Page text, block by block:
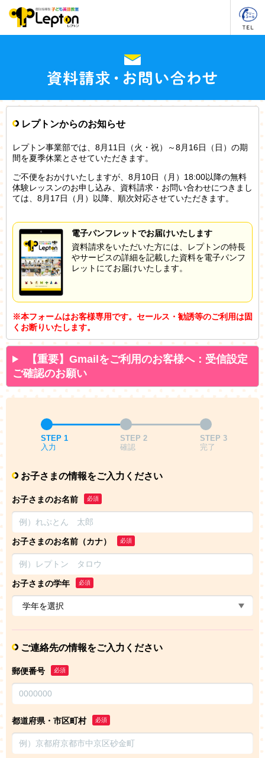
レプトンからのお知らせ
レプトン事業部では、8月11日（火・祝）～8月16日（日）の期
間を夏季休業とさせていただきます。
ご不便をおかけいたしますが、8月10日（月）18:00以降の無料
体験レッスンのお申し込み、資料請求・お問い合わせにつきまし
ては、8月17日（月）以降、順次対応させていただきます。
電子パンフレットでお届けいたします
資料請求をいただいた方には、レプトンの特長
やサービスの詳細を記載した資料を電子パンフ
レットにてお届けいたします。
※本フォームはお客様専用です。セールス・勧誘等のご利用は固
くお断りいたします。
【重要】Gmailをご利用のお客様へ：受信設定
ご確認のお願い
STEP 1
入力
STEP 2
確認
STEP 3
完了
お子さまの情報をご入力ください
お子さまのお名前 必須
お子さまのお名前（カナ） 必須
お子さまの学年 必須
ご連絡先の情報をご入力ください
郵便番号 必須
都道府県・市区町村 必須